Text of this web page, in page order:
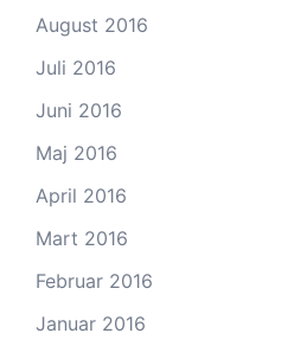
August 2016
Juli 2016
Juni 2016
Maj 2016
April 2016
Mart 2016
Februar 2016
Januar 2016